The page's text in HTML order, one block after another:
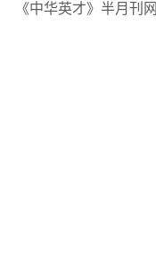
《中华英才》半月刊网